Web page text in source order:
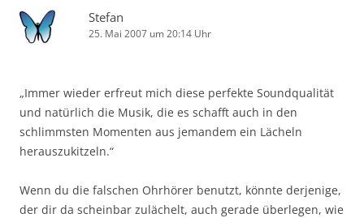
Stefan
25. Mai 2007 um 20:14 Uhr
„Immer wieder erfreut mich diese perfekte Soundqualität
und natürlich die Musik, die es schafft auch in den
schlimmsten Momenten aus jemandem ein Lächeln
herauszukitzeln.“
Wenn du die falschen Ohrhörer benutzt, könnte derjenige,
der dir da scheinbar zulächelt, auch gerade überlegen, wie